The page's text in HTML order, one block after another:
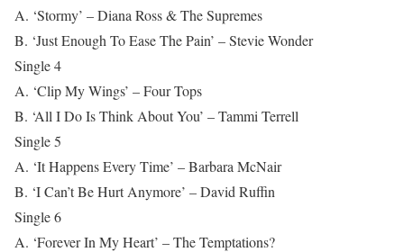
A. ‘Stormy’ – Diana Ross & The Supremes
B. ‘Just Enough To Ease The Pain’ – Stevie Wonder
Single 4
A. ‘Clip My Wings’ – Four Tops
B. ‘All I Do Is Think About You’ – Tammi Terrell
Single 5
A. ‘It Happens Every Time’ – Barbara McNair
B. ‘I Can’t Be Hurt Anymore’ – David Ruffin
Single 6
A. ‘Forever In My Heart’ – The Temptations?